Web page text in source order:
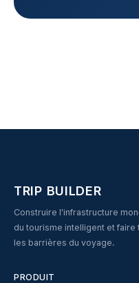
TRIP BUILDER
Construire l'infrastructure
du tourisme intelligent et faire
les barrières du voyage.
PRODUIT